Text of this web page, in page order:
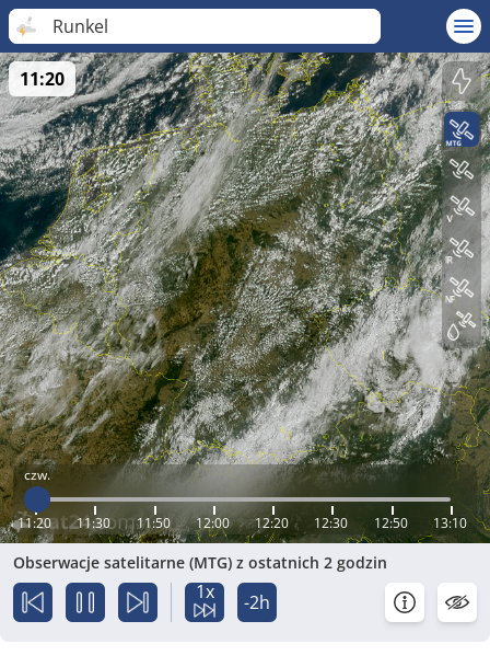
Runkel
czw.
11:20 11:30 11:50 12:00 12:20 12:30 12:50 13:10
11:20
Obserwacje satelitarne (MTG) z ostatnich 2 godzin
1x -2h